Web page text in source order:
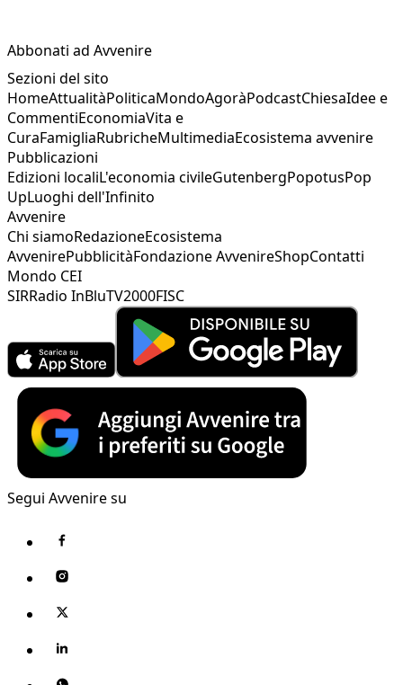
Abbonati ad Avvenire
Sezioni del sito
HomeAttualitàPoliticaMondoAgoràPodcastChiesaIdee e
CommentiEconomiaVita e
CuraFamigliaRubricheMultimediaEcosistema avvenire
Pubblicazioni
Edizioni localiL'economia civileGutenbergPopotusPop
UpLuoghi dell'Infinito
Avvenire
Chi siamoRedazioneEcosistema
AvvenirePubblicitàFondazione AvvenireShopContatti
Mondo CEI
SIRRadio InBluTV2000FISC
Segui Avvenire su